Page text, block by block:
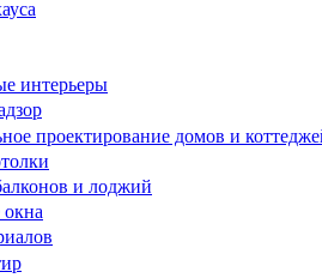
интерьеры
проектирование домов и
и лоджий